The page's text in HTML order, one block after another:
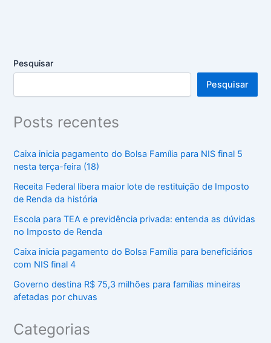
Pesquisar
Pesquisar
Posts recentes
Caixa inicia pagamento do Bolsa Família para NIS final 5
nesta terça-feira (18)
Receita Federal libera maior lote de restituição de Imposto
de Renda da história
Escola para TEA e previdência privada: entenda as dúvidas
no Imposto de Renda
Caixa inicia pagamento do Bolsa Família para beneficiários
com NIS final 4
Governo destina R$ 75,3 milhões para famílias mineiras
afetadas por chuvas
Categorias